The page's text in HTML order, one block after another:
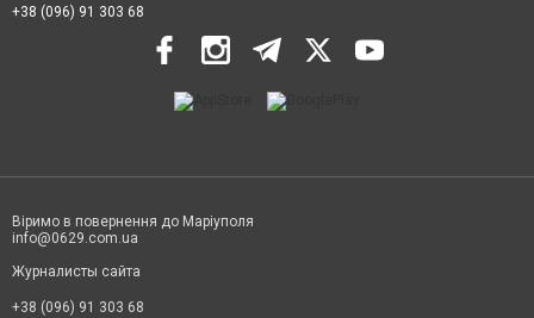
+38 (096) 91 303 68
Віримо в повернення до Маріуполя
info@0629.com.ua
Журналисты сайта
+38 (096) 91 303 68